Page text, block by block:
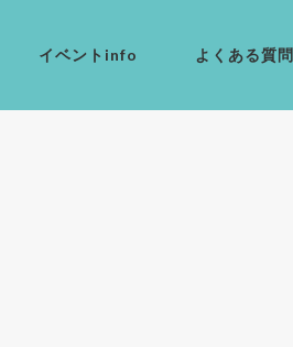
イベントinfo よくある質問